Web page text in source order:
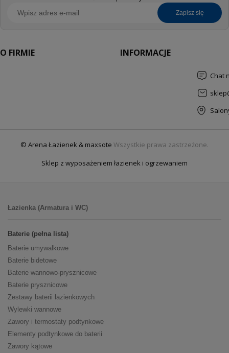
zapisz się
O FIRMIE INFORMACJE
Chat
© Arena Łazienek & maxsote Wszystkie prawa zastrzeżone.
Sklep z wyposażeniem łazienek i ogrzewaniem
Łazienka (Armatura i WC)
Baterie (pełna lista)
Baterie umywalkowe
Baterie bidetowe
Baterie wannowo-prysznicowe
Baterie prysznicowe
Zestawy baterii łazienkowych
Wylewki wannowe
Zawory i termostaty podtynkowe
Elementy podtynkowe do baterii
Zawory kątowe